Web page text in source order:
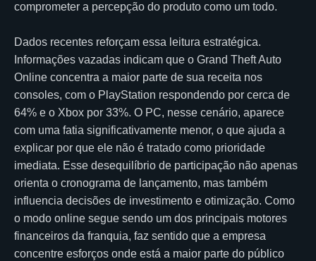
comprometer a percepção do produto como um todo.
Dados recentes reforçam essa leitura estratégica.
Informações vazadas indicam que o Grand Theft Auto
Online concentra a maior parte de sua receita nos
consoles, com o PlayStation respondendo por cerca de
64% e o Xbox por 33%. O PC, nesse cenário, aparece
com uma fatia significativamente menor, o que ajuda a
explicar por que ele não é tratado como prioridade
imediata. Esse desequilíbrio de participação não apenas
orienta o cronograma de lançamento, mas também
influencia decisões de investimento e otimização. Como
o modo online segue sendo um dos principais motores
financeiros da franquia, faz sentido que a empresa
concentre esforços onde está a maior parte do público